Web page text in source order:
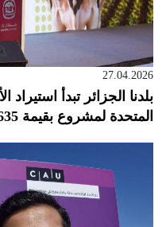
27.04.2026
بلدنا الجزائر تبدأ استيراد
المتحدة لمشروع بقيمة 635 مليون دولار